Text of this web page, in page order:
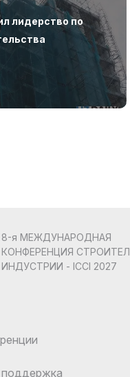
лидерство по
8-я МЕЖДУНАРОДНАЯ
КОНФЕРЕНЦИЯ
ИНДУСТРИИ - ICCI 2027